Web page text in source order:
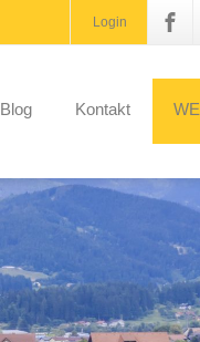
Login
Blog Kontakt